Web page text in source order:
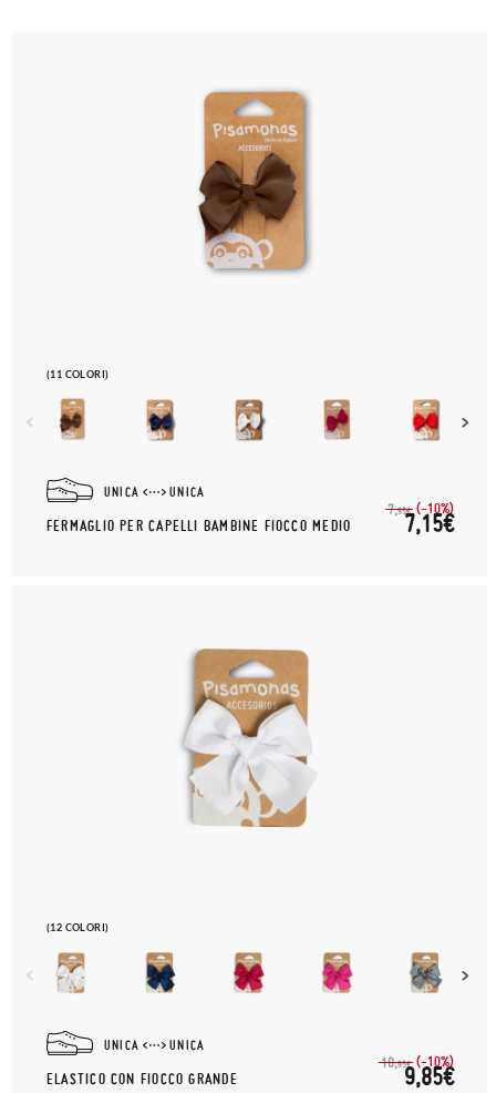
(11 COLORI)
UNICA UNICA
FERMAGLIO PER CAPELLI BAMBINE FIOCCO MEDIO
7,95€ (-10%)
7,15€
(12 COLORI)
UNICA UNICA
ELASTICO CON FIOCCO GRANDE
10,95€ (-10%)
9,85€